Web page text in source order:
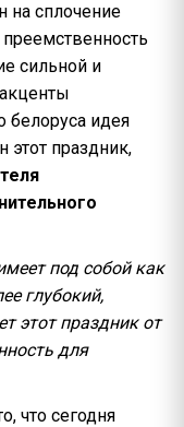
на сплочение
сильной и
белоруса идея
этот праздник,
под собой как
глубокий,
этот праздник от
для
что сегодня